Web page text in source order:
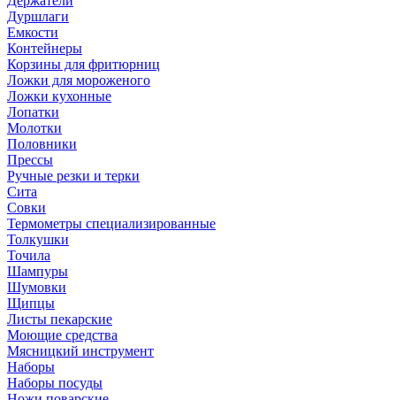
Дуршлаги
Емкости
Контейнеры
Корзины для фритюрниц
Ложки для мороженого
Ложки кухонные
Лопатки
Молотки
Половники
Прессы
Ручные резки и терки
Сита
Совки
Термометры специализированные
Толкушки
Точила
Шампуры
Шумовки
Щипцы
Листы пекарские
Моющие средства
Мясницкий инструмент
Наборы
Наборы посуды